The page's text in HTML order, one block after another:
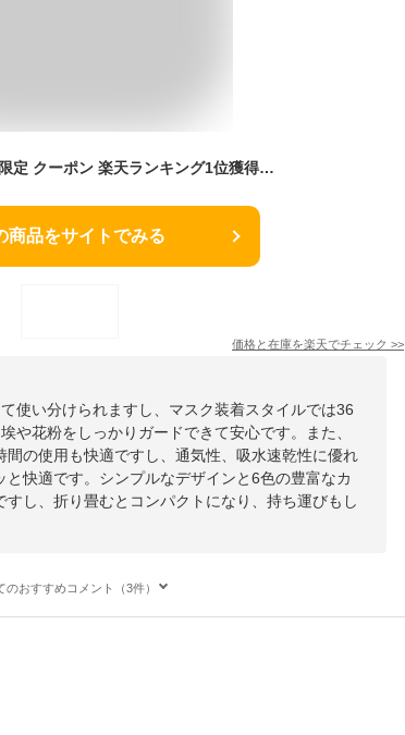
【 お買い物マラソン 限定 クーポン 楽天ランキング1位獲得】 日焼け防止 マスク 帽子 首 フェイスマスク サンバイザー つば広帽子 紫外線 暑さ対策 飛沫防止 日よけ レディース uv 折りたたみ UVカット 庭仕事用ハット フェイスカバー ネックカバー プレゼント ギフト
商品をサイトでみる
価格と在庫を楽天でチェック >>
使い分けられますし、マスク装着スタイルでは36
や花粉をしっかりガードできて安心です。また、
の使用も快適ですし、通気性、吸水速乾性に優れ
快適です。シンプルなデザインと6色の豊富なカ
し、折り畳むとコンパクトになり、持ち運びもし
のおすすめコメント（3件）